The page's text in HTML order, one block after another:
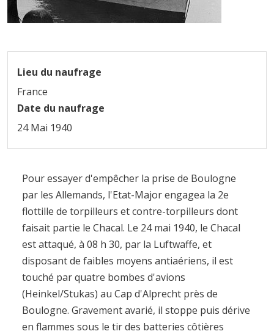
Lieu du naufrage
France
Date du naufrage
24 Mai 1940
Pour essayer d'empêcher la prise de Boulogne
par les Allemands, l'Etat-Major engagea la 2e
flottille de torpilleurs et contre-torpilleurs dont
faisait partie le Chacal. Le 24 mai 1940, le Chacal
est attaqué, à 08 h 30, par la Luftwaffe, et
disposant de faibles moyens antiaériens, il est
touché par quatre bombes d'avions
(Heinkel/Stukas) au Cap d'Alprecht près de
Boulogne. Gravement avarié, il stoppe puis dérive
en flammes sous le tir des batteries côtières